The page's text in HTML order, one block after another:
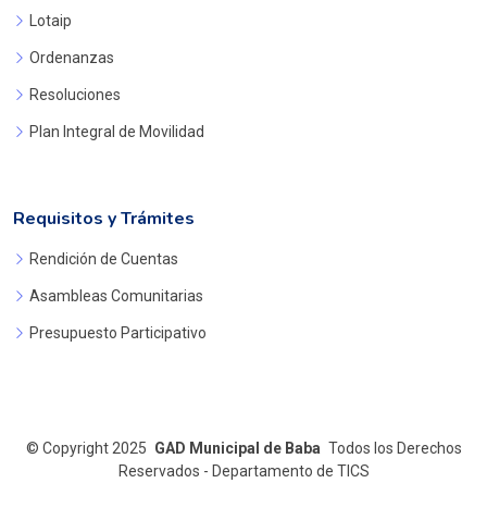
Lotaip
Ordenanzas
Resoluciones
Plan Integral de Movilidad
Requisitos y Trámites
Rendición de Cuentas
Asambleas Comunitarias
Presupuesto Participativo
© Copyright 2025 GAD Municipal de Baba Todos los Derechos
Reservados - Departamento de TICS